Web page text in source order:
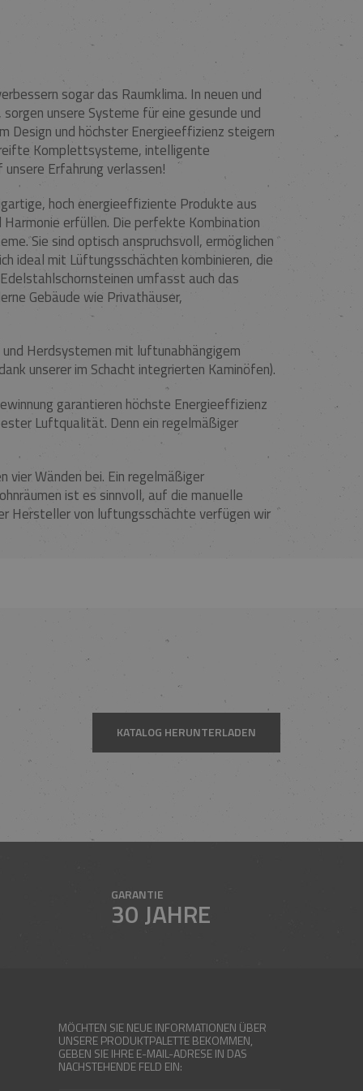
sogar das Raumklima. In neuen und
unsere Systeme für eine gesunde und
und höchster Energieeffizienz steigern
Komplettsysteme, intelligente
Erfahrung verlassen!
hoch energieeffiziente Produkte aus
erfüllen. Die perfekte Kombination
Sie sind optisch anspruchsvoll, ermöglichen
ideal mit Lüftungsschächten kombinieren, die
umfasst auch das
Gebäude wie Privathäuser,
Herdsystemen mit luftunabhängigem
unserer im Schacht integrierten Kaminöfen).
garantieren höchste Energieeffizienz
Luftqualität. Denn ein regelmäßiger
vier Wänden bei. Ein regelmäßiger
ist es sinnvoll, auf die manuelle
Hersteller von luftungsschächte verfügen wir
KATALOG HERUNTERLADEN
GARANTIE
30 JAHRE
MÖCHTEN SIE NEUE INFORMATIONEN ÜBER
UNSERE PRODUKTPALETTE BEKOMMEN,
GEBEN SIE IHRE E-MAIL-ADRESE IN DAS
NACHSTEHENDE FELD EIN: